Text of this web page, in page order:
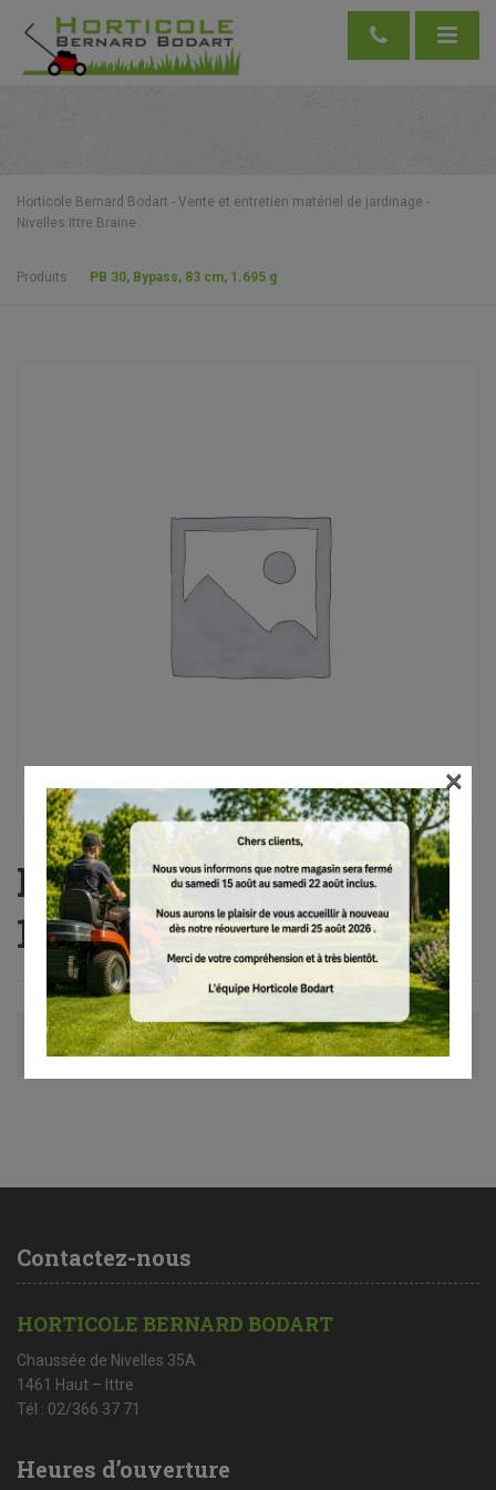
Horticole Bernard Bodart - Vente et entretien matériel de jardinage -
Nivelles Ittre Braine
Produits PB 30, Bypass, 83 cm, 1.695 g
PB 30, Bypass, 83 cm,
1.695 g
Avis (0)
Contactez-nous
HORTICOLE BERNARD BODART
Chaussée de Nivelles 35A
1461 Haut – Ittre
Tél : 02/366 37 71
Heures d’ouverture
×